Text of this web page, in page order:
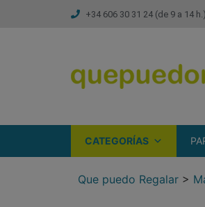
+34 606 30 31 24 (de 9 a 14 h.)
CATEGORÍAS
Que puedo Regalar >